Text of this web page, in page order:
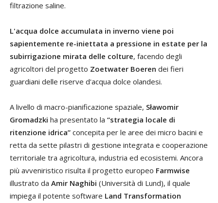
filtrazione saline.
L'acqua dolce accumulata in inverno viene poi
sapientemente re-iniettata a pressione in estate per la
subirrigazione mirata delle colture, facendo degli
agricoltori del progetto Zoetwater Boeren dei fieri
guardiani delle riserve d'acqua dolce olandesi.
A livello di macro-pianificazione spaziale, Sławomir
Gromadzki ha presentato la “strategia locale di
ritenzione idrica” concepita per le aree dei micro bacini e
retta da sette pilastri di gestione integrata e cooperazione
territoriale tra agricoltura, industria ed ecosistemi. Ancora
più avveniristico risulta il progetto europeo Farmwise
illustrato da Amir Naghibi (Università di Lund), il quale
impiega il potente software Land Transformation